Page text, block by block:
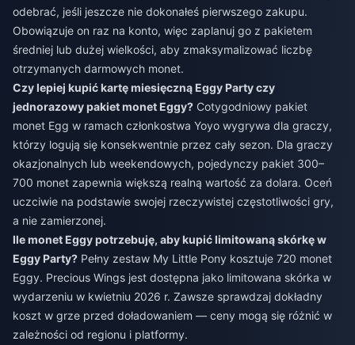
odebrać, jeśli jeszcze nie dokonałeś pierwszego zakupu.
Obowiązuje on raz na konto, więc zaplanuj go z pakietem
średniej lub dużej wielkości, aby zmaksymalizować liczbę
otrzymanych darmowych monet.
Czy lepiej kupić kartę miesięczną Eggy Party czy
jednorazowy pakiet monet Eggy? Cotygodniowy pakiet
monet Egg w ramach członkostwa Yoyo wygrywa dla graczy,
którzy logują się konsekwentnie przez cały sezon. Dla graczy
okazjonalnych lub weekendowych, pojedynczy pakiet 300–
700 monet zapewnia większą realną wartość za dolara. Oceń
uczciwie na podstawie swojej rzeczywistej częstotliwości gry,
a nie zamierzonej.
Ile monet Eggy potrzebuję, aby kupić limitowaną skórkę w
Eggy Party? Pełny zestaw My Little Pony kosztuje 720 monet
Eggy. Precious Wings jest dostępna jako limitowana skórka w
wydarzeniu w kwietniu 2026 r. Zawsze sprawdzaj dokładny
koszt w grze przed doładowaniem — ceny mogą się różnić w
zależności od regionu i platformy.